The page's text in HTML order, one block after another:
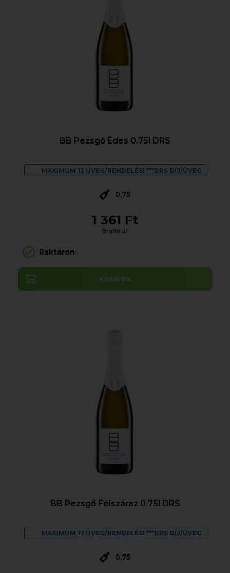
BB Pezsgő Édes 0.75l DRS
MAXIMUM 12 ÜVEG/RENDELÉS! ***DRS DÍJ/ÜVEG
0,75
1 361 Ft
Bruttó ár
Raktáron
Kosárba
BB Pezsgő Félszáraz 0.75l DRS
MAXIMUM 12 ÜVEG/RENDELÉS! ***DRS DÍJ/ÜVEG
0,75